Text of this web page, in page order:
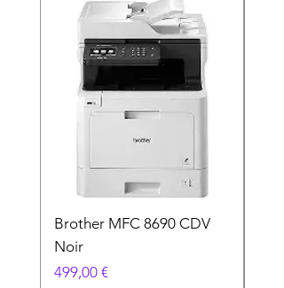
Brother MFC 8690 CDV
Noir
Prix
499,00 €